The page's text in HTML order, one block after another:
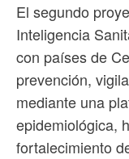
El segundo
Inteligencia
con países de
prevención,
mediante una
epidemiológica,
fortalecimiento